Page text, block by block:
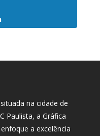
na cidade de
Paulista, a Gráfica
a excelência